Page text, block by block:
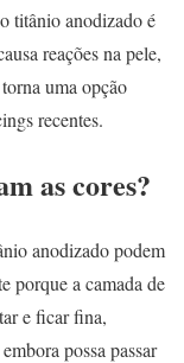
titânio anodizado é
reações na pele,
uma opção
recentes.
as cores?
anodizado podem
porque a camada de
e ficar fina,
possa passar